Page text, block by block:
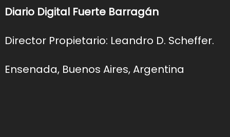
Diario Digital Fuerte Barragán
Director Propietario: Leandro D. Scheffer.
Ensenada, Buenos Aires, Argentina